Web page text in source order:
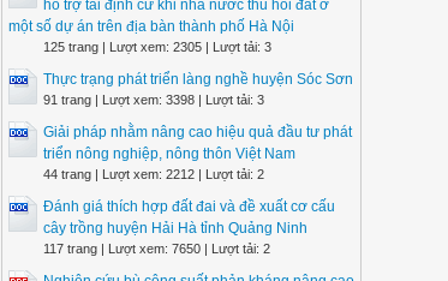
hỗ trợ tái định cư khi nhà nước thu hồi đất ở
một số dự án trên địa bàn thành phố Hà Nội
125 trang | Lượt xem: 2305 | Lượt tải: 3
Thực trạng phát triển làng nghề huyện Sóc Sơn
91 trang | Lượt xem: 3398 | Lượt tải: 3
Giải pháp nhằm nâng cao hiệu quả đầu tư phát
triển nông nghiệp, nông thôn Việt Nam
44 trang | Lượt xem: 2212 | Lượt tải: 2
Đánh giá thích hợp đất đai và đề xuất cơ cấu
cây trồng huyện Hải Hà tỉnh Quảng Ninh
117 trang | Lượt xem: 7650 | Lượt tải: 2